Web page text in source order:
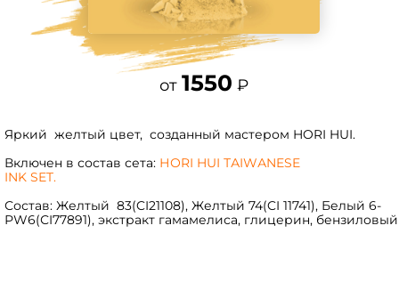
от 1550 ₽
Яркий желтый цвет, созданный мастером HORI HUI.
Включен в состав сета: НОRI HUI ТАIWАNESE
INK SET.
Состав: Желтый 83(CI21108), Желтый 74(CI 11741), Белый 6-
РW6(СI77891), экстракт гамамелиса, глицерин,